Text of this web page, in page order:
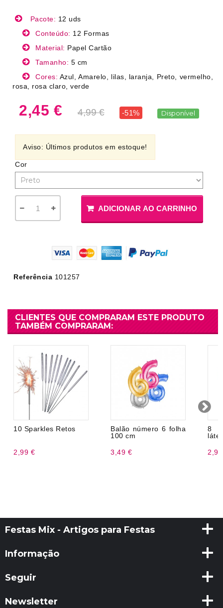
Pacote: 12 uds
Conteúdo: 12 Formas
Material: Papel Cartão
Tamanho: 5 cm
Cores: Azul, Amarelo, lilas, laranja, Preto, vermelho,
rosa, rosa claro, verde
2,45 € 4,99 € -51% Disponível
Aviso: Últimos produtos em estoque!
Cor
ADICIONAR AO CARRINHO
Referência 101257
CLIENTES QUE COMPRARAM ESTE PRODUTO
TAMBÉM COMPRARAM:
10 Sparkles Retos
2,99 €
Balão número 6 folha
100 cm
3,49 €
8
Festas Mix - Artigos para Festas
Informação
Seguir
Newsletter